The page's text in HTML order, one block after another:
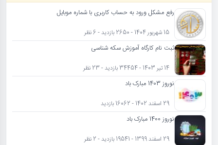
رفع مشکل ورود به حساب کاربری با شماره موبایل
15 شهریور 1404 - 2650 بازدید - 6 نظر
ثبت نام کارگاه آموزش سکه شناسی
14 تیر 1403 - 34454 بازدید - 23 نظر
نوروز 1403 مبارک باد
29 اسفند 1402 - 16062 بازدید
نوروز 1400 مبارک باد
29 اسفند 1399 - 19541 بازدید - 2 نظر